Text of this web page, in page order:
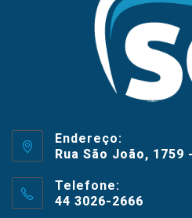
Endereço:
Rua São João,
Telefone:
44 3026-2666